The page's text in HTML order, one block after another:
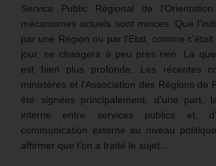
Service Public Régional de
mécanismes actuels sont minces. Que
par une Région ou par l’Etat, comme
jour, ne changera à peu près rien. La
est bien plus profonde. Les récentes
ministères et l’Association des Régions de
été signées principalement, d’une part,
interne entre services publics et,
communication externe au niveau
affirmer que l’on a traité le sujet…